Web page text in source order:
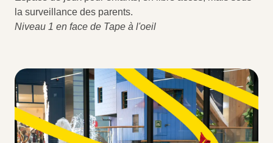
la surveillance des parents.
Niveau 1 en face de Tape à l'oeil